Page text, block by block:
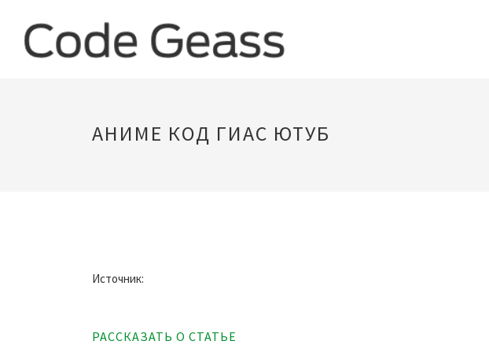
АНИМЕ КОД ГИАС ЮТУБ
Источник:
РАССКАЗАТЬ О СТАТЬЕ